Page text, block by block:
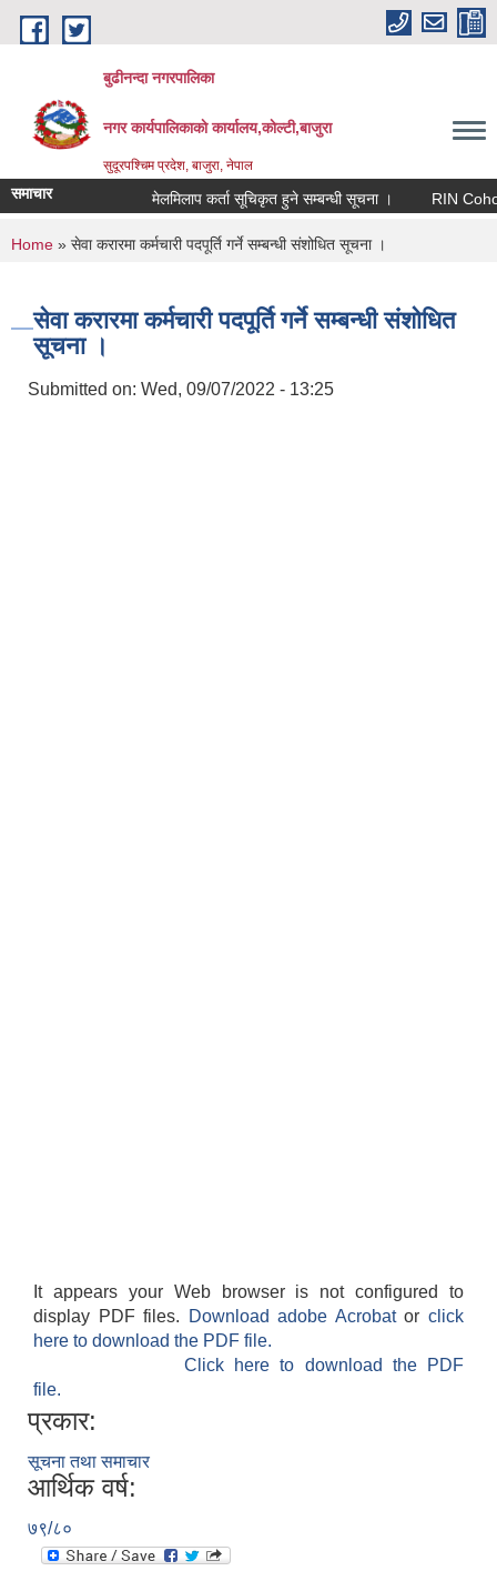
Skip to main content
बुढीनन्दा नगरपालिका
नगर कार्यपालिकाकाे कार्यालय,काेल्टी,बाजुरा
सुदूरपश्चिम प्रदेश, बाजुरा, नेपाल
समाचार मेलमिलाप कर्ता सूचिकृत हुने सम्बन्धी सूचना । RIN Cohor III
You are here
Home » सेवा करारमा कर्मचारी पदपूर्ति गर्ने सम्बन्धी संशोधित सूचना ।
सेवा करारमा कर्मचारी पदपूर्ति गर्ने सम्बन्धी संशोधित
सूचना ।
Submitted on: Wed, 09/07/2022 - 13:25
It appears your Web browser is not configured to
display PDF files.
Download adobe Acrobatorclick
here to download the PDF file.
Click here to download the PDF
file.
प्रकार:
सूचना तथा समाचार
आर्थिक वर्ष:
७९/८०